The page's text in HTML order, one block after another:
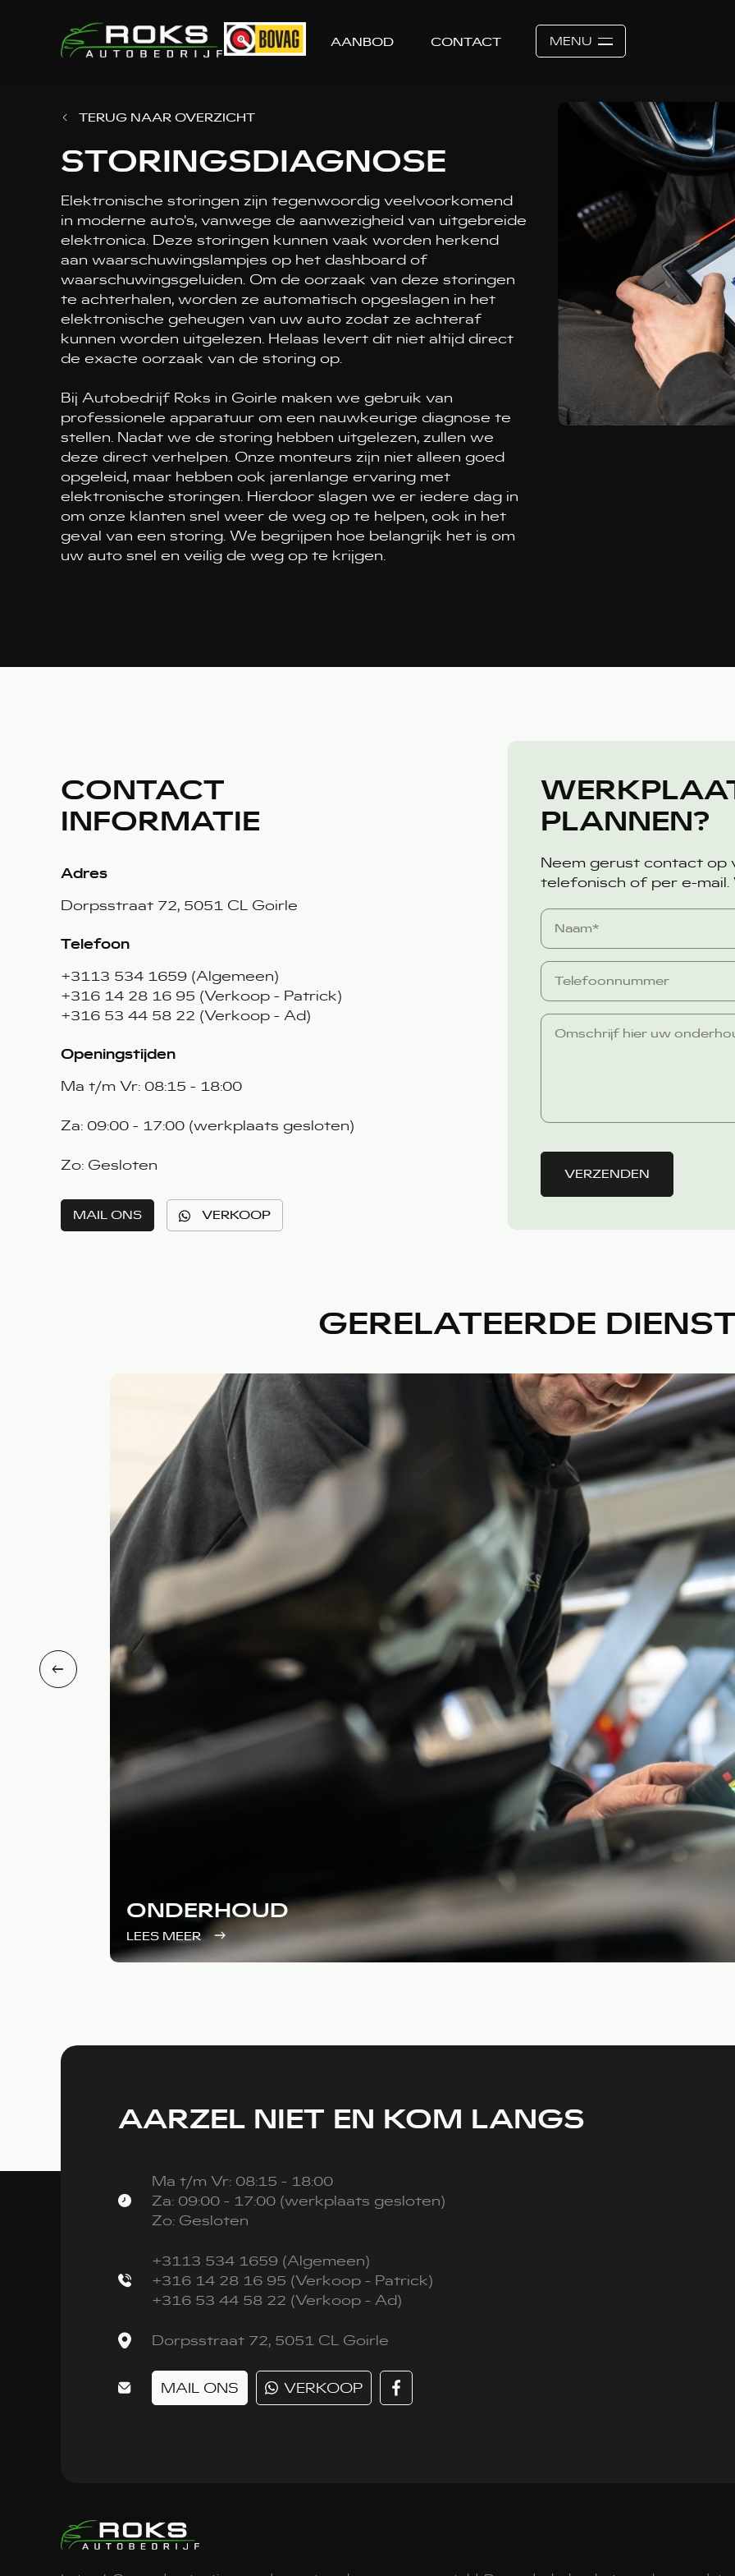
AANBOD CONTACT MENU
TERUG NAAR OVERZICHT
STORINGSDIAGNOSE
Elektronische storingen zijn tegenwoordig veelvoorkomend
in moderne auto's, vanwege de aanwezigheid van uitgebreide
elektronica. Deze storingen kunnen vaak worden herkend
aan waarschuwingslampjes op het dashboard of
waarschuwingsgeluiden. Om de oorzaak van deze storingen
te achterhalen, worden ze automatisch opgeslagen in het
elektronische geheugen van uw auto zodat ze achteraf
kunnen worden uitgelezen. Helaas levert dit niet altijd direct
de exacte oorzaak van de storing op.
Bij Autobedrijf Roks in Goirle maken we gebruik van
professionele apparatuur om een nauwkeurige diagnose te
stellen. Nadat we de storing hebben uitgelezen, zullen we
deze direct verhelpen. Onze monteurs zijn niet alleen goed
opgeleid, maar hebben ook jarenlange ervaring met
elektronische storingen. Hierdoor slagen we er iedere dag in
om onze klanten snel weer de weg op te helpen, ook in het
geval van een storing. We begrijpen hoe belangrijk het is om
uw auto snel en veilig de weg op te krijgen.
CONTACT
INFORMATIE
Adres
Dorpsstraat 72, 5051 CL Goirle
Telefoon
+3113 534 1659 (Algemeen)
+316 14 28 16 95 (Verkoop - Patrick)
+316 53 44 58 22 (Verkoop - Ad)
Openingstijden
Ma t/m Vr: 08:15 - 18:00
Za: 09:00 - 17:00 (werkplaats gesloten)
Zo: Gesloten
MAIL ONS VERKOOP
PLANNEN?
Neem gerust contact op
telefonisch of per e-mail.
VERZENDEN
GERELATEERDE
ONDERHOUD
LEES MEER
AARZEL NIET EN KOM LANGS
Ma t/m Vr: 08:15 - 18:00
Za: 09:00 - 17:00 (werkplaats gesloten)
Zo: Gesloten
+3113 534 1659 (Algemeen)
+316 14 28 16 95 (Verkoop - Patrick)
+316 53 44 58 22 (Verkoop - Ad)
Dorpsstraat 72, 5051 CL Goirle
MAIL ONS VERKOOP